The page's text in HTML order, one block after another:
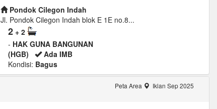
Pondok Cilegon Indah
Jl. Pondok Cilegon Indah blok E 1E no.8...
2 + 2
- HAK GUNA BANGUNAN
(HGB)
Ada IMB
Kondisi: Bagus
Peta Area Iklan Sep 2025